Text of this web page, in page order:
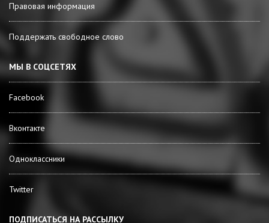
Правовая информация
Поддержать свободное слово
МЫ В СОЦСЕТЯХ
Facebook
Вконтакте
Одноклассники
Twitter
ПОДПИСАТЬСЯ НА РАССЫЛКУ